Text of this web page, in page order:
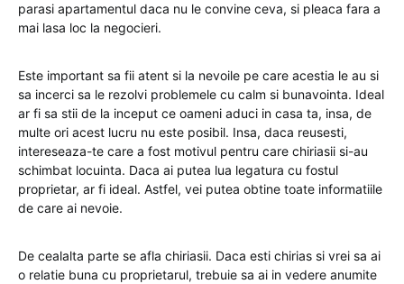
parasi apartamentul daca nu le convine ceva, si pleaca fara a
mai lasa loc la negocieri.
Este important sa fii atent si la nevoile pe care acestia le au si
sa incerci sa le rezolvi problemele cu calm si bunavointa. Ideal
ar fi sa stii de la inceput ce oameni aduci in casa ta, insa, de
multe ori acest lucru nu este posibil. Insa, daca reusesti,
intereseaza-te care a fost motivul pentru care chiriasii si-au
schimbat locuinta. Daca ai putea lua legatura cu fostul
proprietar, ar fi ideal. Astfel, vei putea obtine toate informatiile
de care ai nevoie.
De cealalta parte se afla chiriasii. Daca esti chirias si vrei sa ai
o relatie buna cu proprietarul, trebuie sa ai in vedere anumite